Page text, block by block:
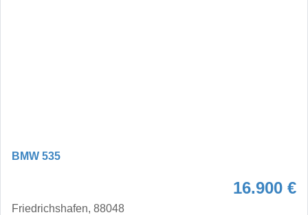
BMW 535
16.900 €
Friedrichshafen, 88048